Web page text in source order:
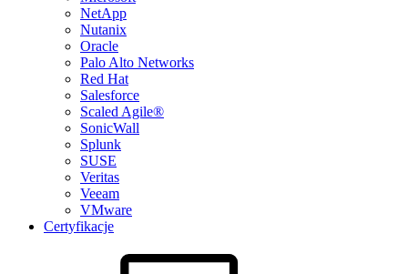
NetApp
Nutanix
Oracle
Palo Alto Networks
Red Hat
Salesforce
Scaled Agile®
SonicWall
Splunk
SUSE
Veritas
Veeam
VMware
Certyfikacje